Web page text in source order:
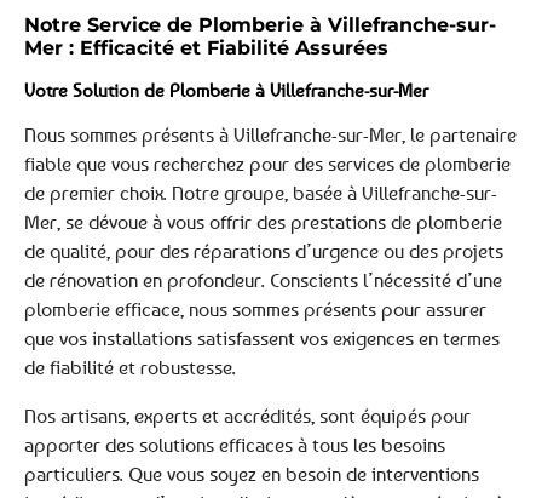
Notre Service de Plomberie à Villefranche-sur-
Mer : Efficacité et Fiabilité Assurées
Votre Solution de Plomberie à Villefranche-sur-Mer
Nous sommes présents à Villefranche-sur-Mer, le partenaire
fiable que vous recherchez pour des services de plomberie
de premier choix. Notre groupe, basée à Villefranche-sur-
Mer, se dévoue à vous offrir des prestations de plomberie
de qualité, pour des réparations d’urgence ou des projets
de rénovation en profondeur. Conscients l’nécessité d’une
plomberie efficace, nous sommes présents pour assurer
que vos installations satisfassent vos exigences en termes
de fiabilité et robustesse.
Nos artisans, experts et accrédités, sont équipés pour
apporter des solutions efficaces à tous les besoins
particuliers. Que vous soyez en besoin de interventions